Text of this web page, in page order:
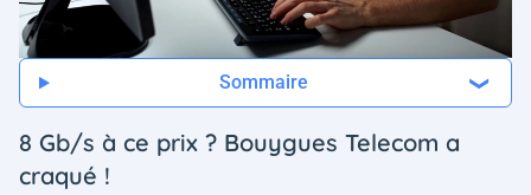
Sommaire
8 Gb/s à ce prix ? Bouygues Telecom a
craqué !